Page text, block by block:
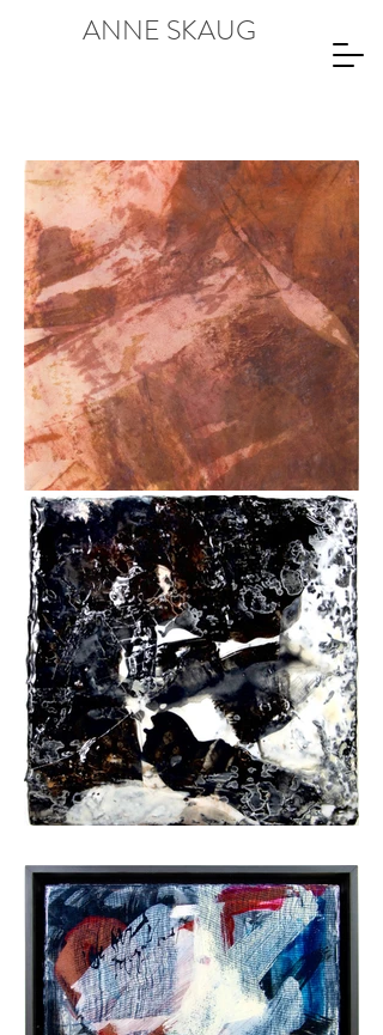
ANNE SKAUG